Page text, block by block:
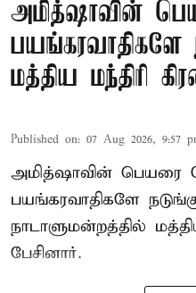
அமித்ஷாவின்
பயங்கரவாதிகளே
மத்திய மந்திரி
Published on: 07 Aug 2026, 9:57
அமித்ஷாவின் பெயரை
பயங்கரவாதிகளே
நாடாளுமன்றத்தில்
பேசினார்.